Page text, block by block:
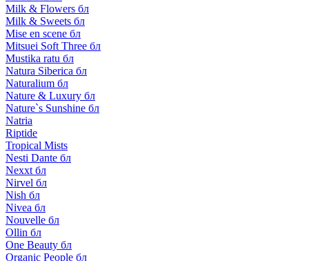
Milk & Flowers бл
Milk & Sweets бл
Mise en scene бл
Mitsuei Soft Three бл
Mustika ratu бл
Natura Siberica бл
Naturalium бл
Nature & Luxury бл
Nature`s Sunshine бл
Natria
Riptide
Tropical Mists
Nesti Dante бл
Nexxt бл
Nirvel бл
Nish бл
Nivea бл
Nouvelle бл
Ollin бл
One Beauty бл
Organic People бл